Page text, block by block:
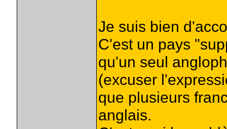
Je suis bien
C'est un pays
qu'un seul
(excuser
que plusieurs
anglais.